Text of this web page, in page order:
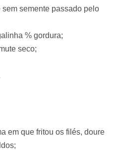
semente passado pelo
% gordura;
seco;
em que fritou os filés, doure